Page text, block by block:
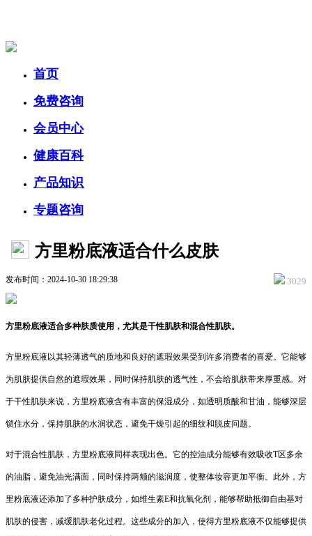
首页
免费咨询
会员中心
健康百科
产品知识
专题咨询
方里粉底液适合什么皮肤
发布时间：2024-10-30 18:29:38 3029
方里粉底液适合多种肤质使用，尤其是干性肌肤和混合性肌肤。
方里粉底液以其轻薄透气的质地和良好的遮瑕效果受到许多消费者的喜爱。它能够
为肌肤提供自然的遮瑕效果，同时保持肌肤的透气性，不会给肌肤带来厚重感。对
于干性肌肤来说，方里粉底液含有丰富的保湿成分，如透明质酸和甘油，能够深层
锁住水分，保持肌肤的水润状态，避免干燥引起的细纹和脱皮问题。
对于混合性肌肤，方里粉底液同样表现出色。它的控油成分能够有效吸收T区多余
的油脂，避免油光满面，同时保持两颊的滋润度，使整体妆容更加平衡。此外，方
里粉底液还添加了多种护肤成分，如维生素E和抗氧化剂，能够帮助抵御自由基对
肌肤的侵害，减缓肌肤老化过程。这些成分的加入，使得方里粉底液不仅能够提供